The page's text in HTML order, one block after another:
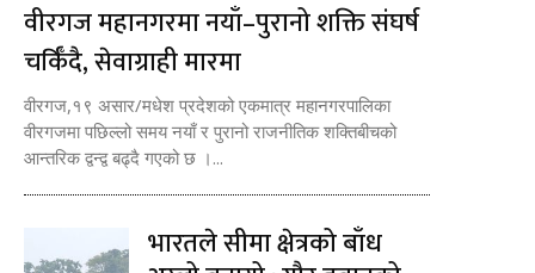
वीरगज महानगरमा नयाँ–पुरानो शक्ति संघर्ष
चर्किँदै, सेवाग्राही मारमा
वीरगज,१९ असार/मधेश प्रदेशको एकमात्र महानगरपालिका
वीरगजमा पछिल्लो समय नयाँ र पुरानो राजनीतिक शक्तिबीचको
आन्तरिक द्वन्द्व बढ्दै गएको छ ।...
भारतले सीमा क्षेत्रको बाँध